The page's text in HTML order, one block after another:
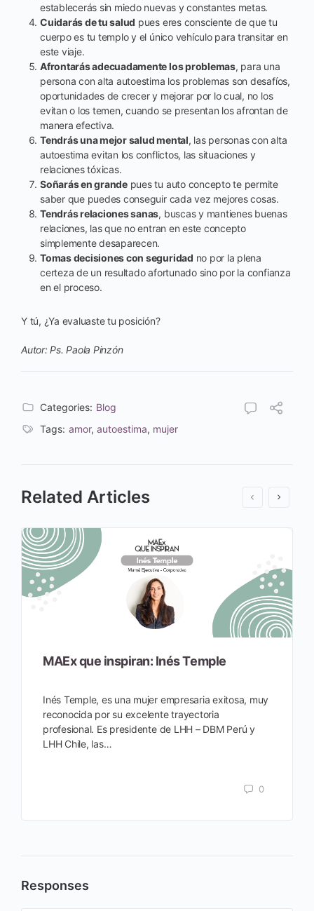
establecerás sin miedo nuevas y constantes metas.
Cuidarás de tu salud pues eres consciente de que tu
cuerpo es tu templo y el único vehículo para transitar en
este viaje.
Afrontarás adecuadamente los problemas, para una
persona con alta autoestima los problemas son desafíos,
oportunidades de crecer y mejorar por lo cual, no los
evitan o los temen, cuando se presentan los afrontan de
manera efectiva.
Tendrás una mejor salud mental, las personas con alta
autoestima evitan los conflictos, las situaciones y
relaciones tóxicas.
Soñarás en grandepues tu auto concepto te permite
saber que puedes conseguir cada vez mejores cosas.
Tendrás relaciones sanas, buscas y mantienes buenas
relaciones, las que no entran en este concepto
simplemente desaparecen.
Tomas decisiones con seguridad no por la plena
certeza de un resultado afortunado sino por la confianza
en el proceso.
Y tú, ¿Ya evaluaste tu posición?
Autor: Ps. Paola Pinzón
Categories: Blog
Tags: amor, autoestima, mujer
Related Articles
MAEx que inspiran: Inés Temple
Inés Temple, es una mujer empresaria exitosa, muy
reconocida por su excelente trayectoria
profesional. Es presidente de LHH – DBM Perú y
LHH Chile, las…
0
Responses